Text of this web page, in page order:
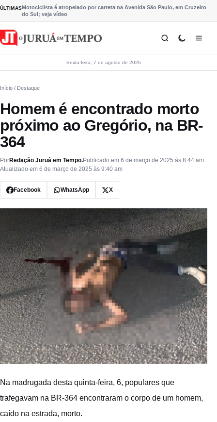
Pular para o conteúdo
ÚLTIMASMotociclista é atropelado por carreta na Avenida São Paulo, em Cruzeiro
do Sul; veja vídeo
Sexta-feira, 7 de agosto de 2026
Início / Destaque
Homem é encontrado morto
próximo ao Gregório, na BR-
364
PorRedação Juruá em Tempo.Publicado em 6 de março de 2025 às 8:44 am
Atualizado em 6 de março de 2025 às 9:40 am
Facebook WhatsApp X
Na madrugada desta quinta-feira, 6, populares que
trafegavam na BR-364 encontraram o corpo de um homem,
caído na estrada, morto.